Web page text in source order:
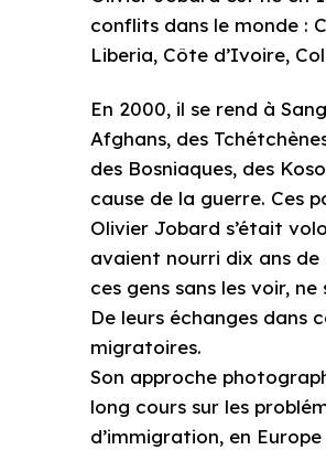
conflits dans le monde :
Liberia, Côte d’Ivoire,
En 2000, il se rend à
Afghans, des
des Bosniaques, des
cause de la guerre. Ces
Olivier Jobard s’était
avaient nourri dix ans
ces gens sans les voir, ne
De leurs échanges dans
migratoires.
Son approche
long cours sur les
d’immigration, en